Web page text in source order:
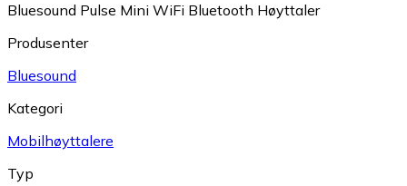
Bluesound Pulse Mini WiFi Bluetooth Høyttaler
Produsenter
Bluesound
Kategori
Mobilhøyttalere
Typ